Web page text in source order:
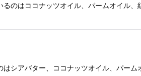
はココナッツオイル、パームオイル、
シアバター、ココナッツオイル、パー